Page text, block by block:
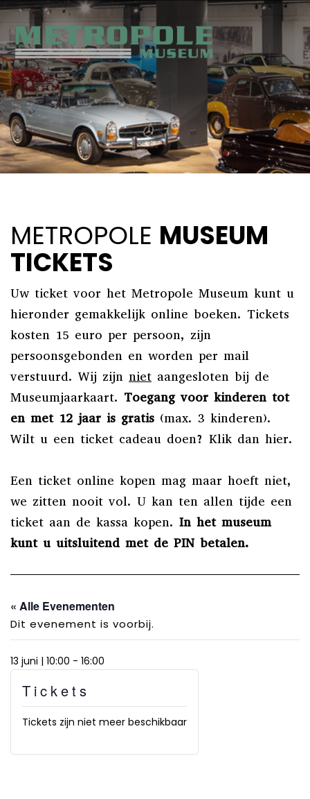
METROPOLE MUSEUM
TICKETS
Uw ticket voor het Metropole Museum kunt u
hieronder gemakkelijk online boeken. Tickets
kosten 15 euro per persoon, zijn
persoonsgebonden en worden per mail
verstuurd. Wij zijn niet aangesloten bij de
Museumjaarkaart. Toegang voor kinderen tot
en met 12 jaar is gratis (max. 3 kinderen).
Wilt u een ticket cadeau doen? Klik dan hier.
Een ticket online kopen mag maar hoeft niet,
we zitten nooit vol. U kan ten allen tijde een
ticket aan de kassa kopen. In het museum
kunt u uitsluitend met de PIN betalen.
« Alle Evenementen
Dit evenement is voorbij.
13 juni | 10:00 - 16:00
Tickets
Tickets zijn niet meer beschikbaar